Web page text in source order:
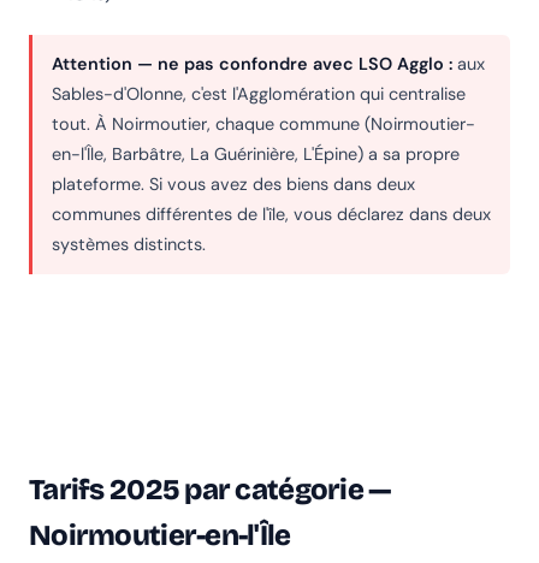
Attention — ne pas confondre avec LSO Agglo : aux
Sables-d'Olonne, c'est l'Agglomération qui centralise
tout. À Noirmoutier, chaque commune (Noirmoutier-
en-l'Île, Barbâtre, La Guérinière, L'Épine) a sa propre
plateforme. Si vous avez des biens dans deux
communes différentes de l'île, vous déclarez dans deux
systèmes distincts.
Tarifs 2025 par catégorie —
Noirmoutier-en-l'Île